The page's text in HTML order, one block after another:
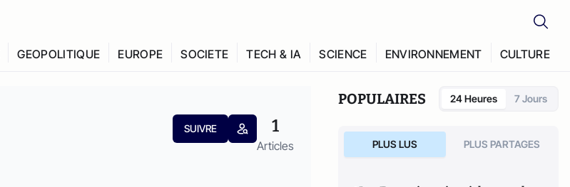
GEOPOLITIQUE EUROPE SOCIETE TECH & IA SCIENCE ENVIRONNEMENT CULTURE
SUIVRE 1
Articles
POPULAIRES 24 Heures 7 Jours
PLUS LUS PLUS PARTAGES